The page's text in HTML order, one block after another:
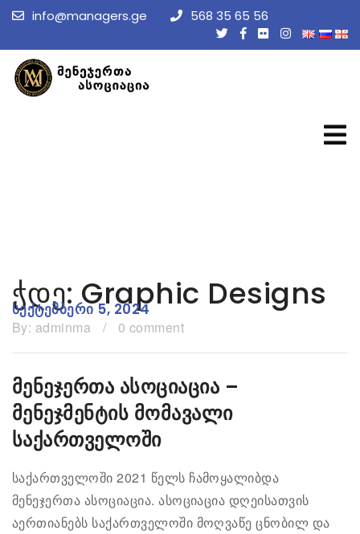
info@managers.ge 568 35 65 56
ჭდე:Graphic Designs
სექტემბერი 5, 2024
By: adminma / 0 comment
მენეჯერთა ასოციაცია –
მენეჯმენტის მომავალი
საქართველოში
საქართველოში 2021 წელს ჩამოყალიბდა
მენეჯერთა ასოციაცია. ასოციაცია დღეისათვის
აერთიანებს საქართველოში მოღვაწე ცნობილ და